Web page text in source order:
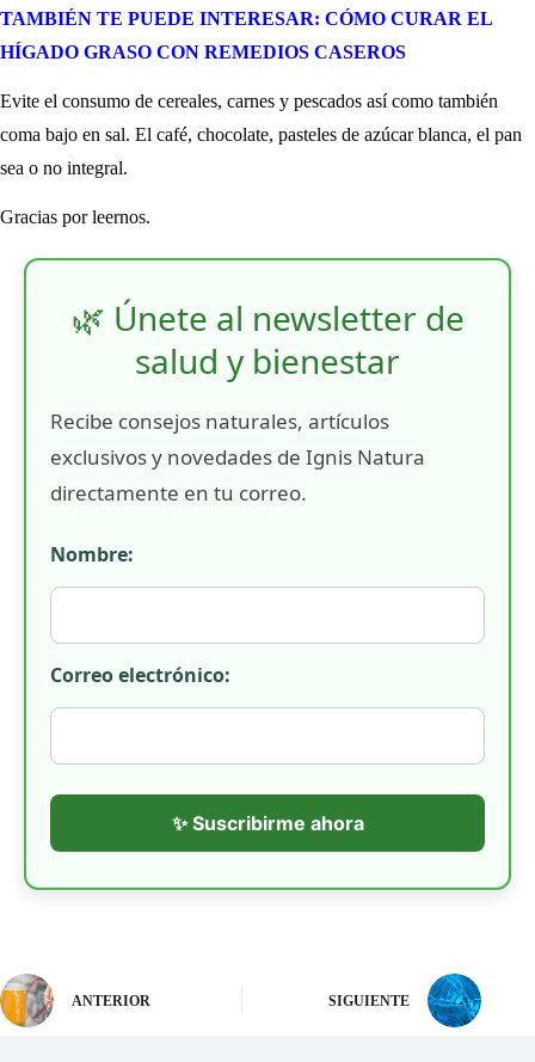
TAMBIÉN TE PUEDE INTERESAR: CÓMO CURAR EL
HÍGADO GRASO CON REMEDIOS CASEROS
Evite el consumo de cereales, carnes y pescados así como también
coma bajo en sal. El café, chocolate, pasteles de azúcar blanca, el pan
sea o no integral.
Gracias por leernos.
🌿 Únete al newsletter de
salud y bienestar
Recibe consejos naturales, artículos
exclusivos y novedades de Ignis Natura
directamente en tu correo.
Nombre:
Correo electrónico:
✨ Suscribirme ahora
ANTERIOR SIGUIENTE